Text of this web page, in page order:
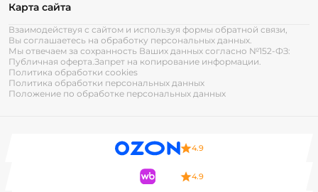
Карта сайта
Взаимодействуя с сайтом и используя формы обратной связи,
Вы соглашаетесь на обработку персональных данных.
Мы отвечаем за сохранность Ваших данных согласно №152-ФЗ:
Публичная оферта.Запрет на копирование информации.
Политика обработки cookies
Политика обработки персональных данных
Положение по обработке персональных данных
4.9
4.9